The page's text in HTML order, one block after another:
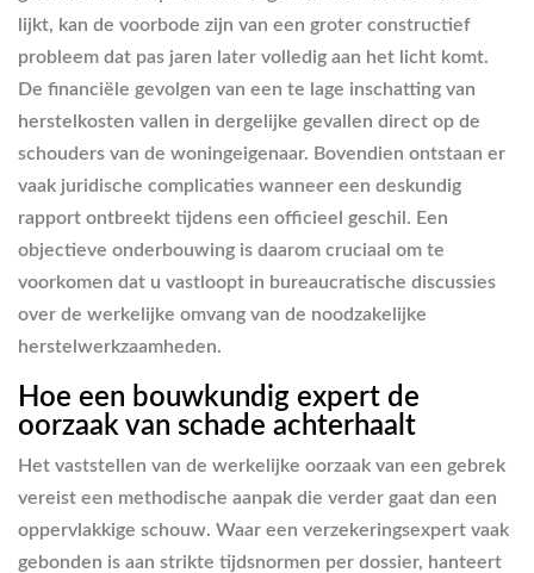
lijkt, kan de voorbode zijn van een groter constructief
probleem dat pas jaren later volledig aan het licht komt.
De financiële gevolgen van een te lage inschatting van
herstelkosten vallen in dergelijke gevallen direct op de
schouders van de woningeigenaar. Bovendien ontstaan er
vaak juridische complicaties wanneer een deskundig
rapport ontbreekt tijdens een officieel geschil. Een
objectieve onderbouwing is daarom cruciaal om te
voorkomen dat u vastloopt in bureaucratische discussies
over de werkelijke omvang van de noodzakelijke
herstelwerkzaamheden.
Hoe een bouwkundig expert de
oorzaak van schade achterhaalt
Het vaststellen van de werkelijke oorzaak van een gebrek
vereist een methodische aanpak die verder gaat dan een
oppervlakkige schouw. Waar een verzekeringsexpert vaak
gebonden is aan strikte tijdsnormen per dossier, hanteert